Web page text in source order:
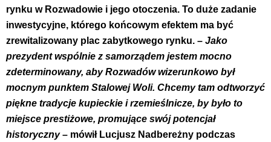
rynku w Rozwadowie i jego otoczenia. To duże zadanie
inwestycyjne, którego końcowym efektem ma być
zrewitalizowany plac zabytkowego rynku. – Jako
prezydent wspólnie z samorządem jestem mocno
zdeterminowany, aby Rozwadów wizerunkowo był
mocnym punktem Stalowej Woli. Chcemy tam odtworzyć
piękne tradycje kupieckie i rzemieślnicze, by było to
miejsce prestiżowe, promujące swój potencjał
historyczny– mówił Lucjusz Nadbereżny podczas